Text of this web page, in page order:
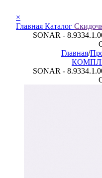
×
Главная Каталог
SONAR -
Главная/
SONAR -